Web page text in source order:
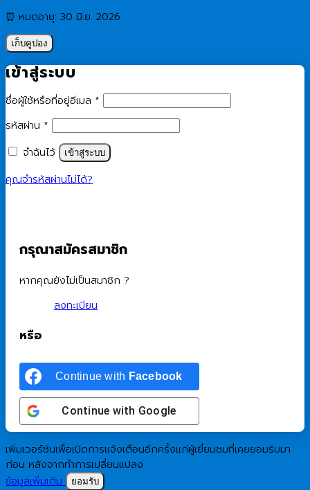
⏰ หมดอายุ: 30 มิ.ย. 2026
เก็บคูปอง
เข้าสู่ระบบ
ชื่อผู้ใช้หรือที่อยู่อีเมล *
รหัสผ่าน *
จำฉันไว้
เข้าสู่ระบบ
คุณจำรหัสผ่านไม่ได้?
กรุณาสมัครสมาชิก
หากคุณยังไม่เป็นสมาชิก ?
ลงทะเบียน
หรือ
Continue with Facebook
Continue with Google
เพิ่มเวอร์ชันเพื่อเปิดการแจ้งเตือนอีกครั้งแก่ผู้เยี่ยมชมที่เคยยอมรับมา
ก่อน หลังจากทำการเปลี่ยนแปลง
ข้อมูลเพิ่มเติม
ยอมรับ